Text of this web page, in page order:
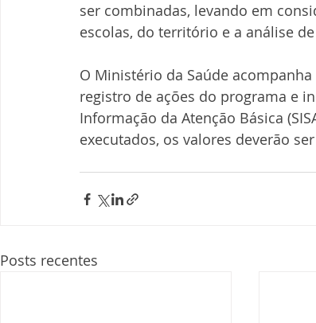
ser combinadas, levando em
escolas, do território e a análise
O Ministério da Saúde
registro de ações do programa e
Informação da Atenção Básica
executados, os valores deverão
Posts recentes